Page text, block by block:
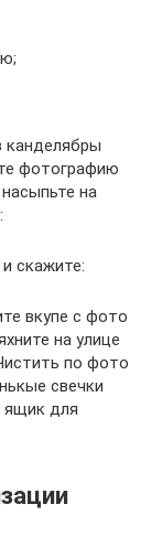
канделябры
фотографию
на
скажите:
вкупе с фото
на улице
по фото
свечки
ящик для